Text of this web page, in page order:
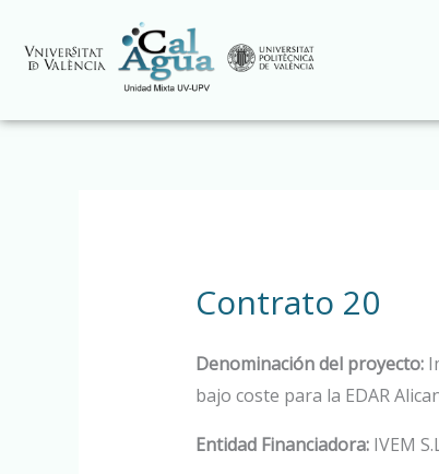
contenido
Contrato 20
Denominación del proyecto:
bajo coste para la EDAR
Entidad Financiadora:IVEM